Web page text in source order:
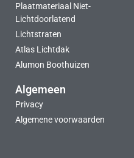
Plaatmateriaal Niet-
Lichtdoorlatend
Lichtstraten
Atlas Lichtdak
Alumon Boothuizen
Algemeen
Privacy
Algemene voorwaarden